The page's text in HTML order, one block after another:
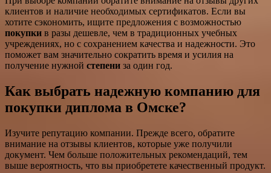
клиентов и наличие необходимых сертификатов. Если вы
хотите сэкономить, ищите предложения с возможностью
покупки в разы дешевле, чем в традиционных учебных
учреждениях, но с сохранением качества и надежности. Это
поможет вам значительно сократить время и усилия на
получение нужной степени за один год.
Как выбрать надежную компанию для
покупки диплома в Омске?
Изучите репутацию компании. Прежде всего, обратите
внимание на отзывы клиентов, которые уже получили
документ. Чем больше положительных рекомендаций, тем
выше вероятность, что вы приобретете качественный продукт.